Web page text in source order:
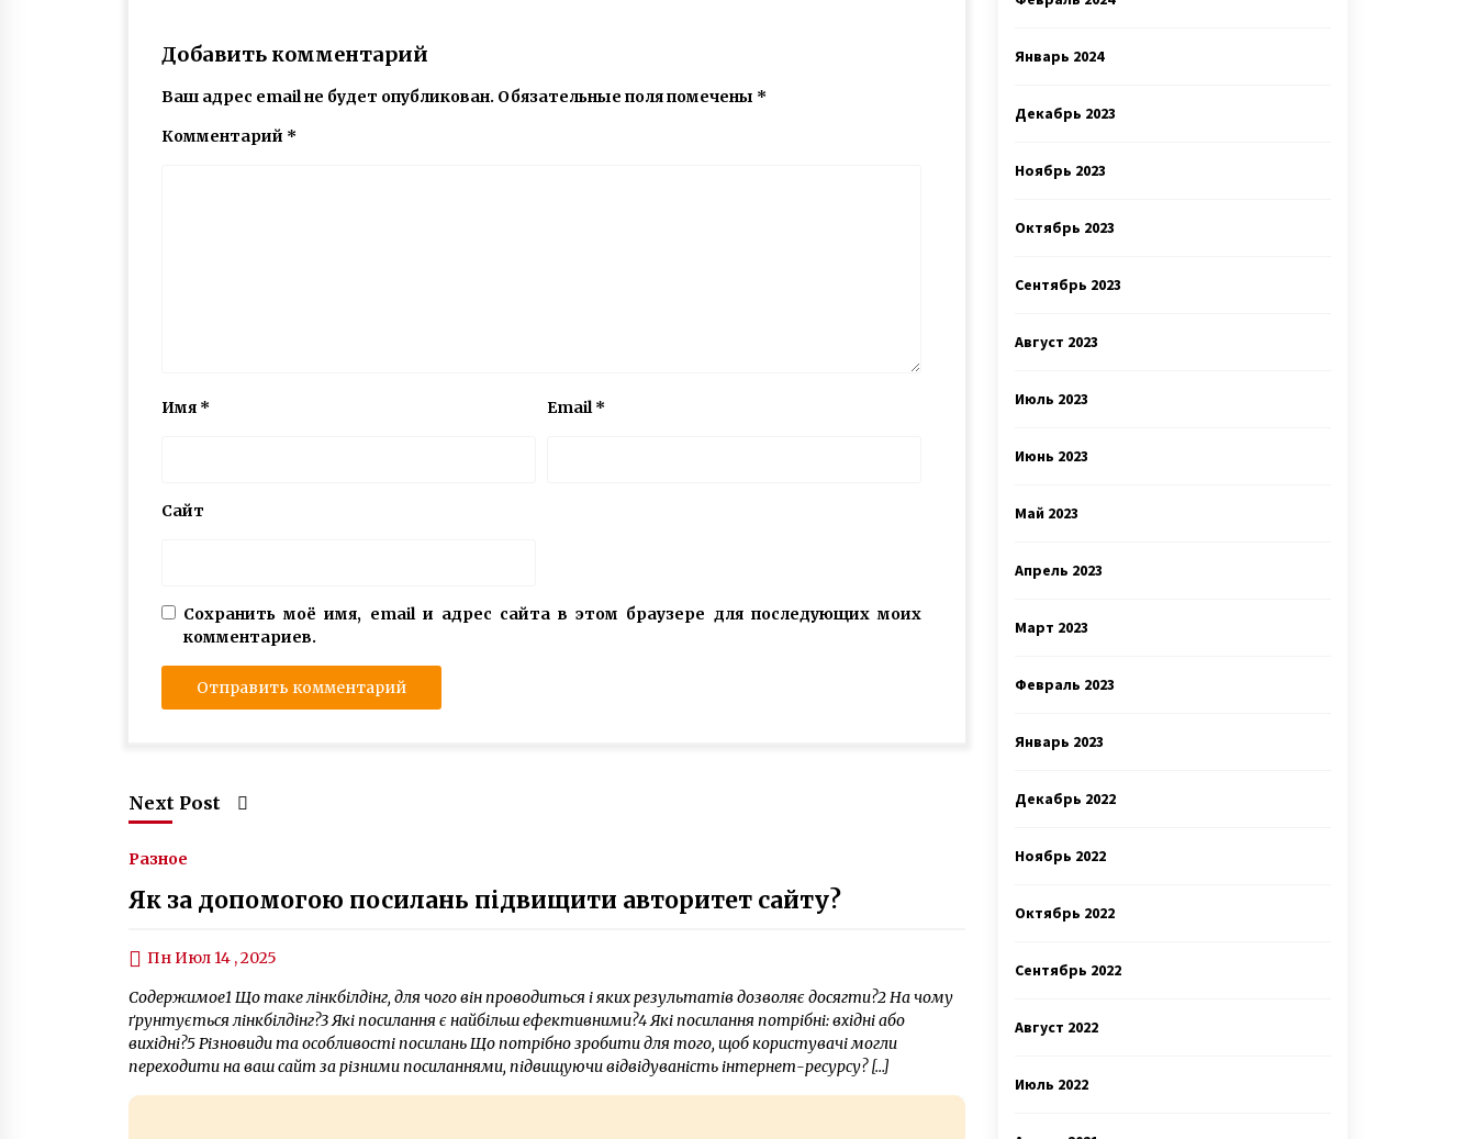
Добавить комментарий
Ваш адрес email не будет опубликован. Обязательные поля помечены *
Комментарий *
Имя * Email*
Сайт
Сохранить моё имя, email и адрес сайта в этом браузере для последующих моих
комментариев.
Next Post
Разное
Як за допомогою посилань підвищити авторитет сайту?
Пн Июл 14 , 2025
Содержимое1 Що таке лінкбілдінг, для чого він проводиться і яких результатів дозволяє досягти?2 На чому
ґрунтується лінкбілдінг?3 Які посилання є найбільш ефективними?4 Які посилання потрібні: вхідні або
вихідні?5 Різновиди та особливості посилань Що потрібно зробити для того, щоб користувачі могли
переходити на ваш сайт за різними посиланнями, підвищуючи відвідуваність інтернет-ресурсу? […]
Январь 2024
Декабрь 2023
Ноябрь 2023
Октябрь 2023
Сентябрь 2023
Август 2023
Июль 2023
Июнь 2023
Май 2023
Апрель 2023
Март 2023
Февраль 2023
Январь 2023
Декабрь 2022
Ноябрь 2022
Октябрь 2022
Сентябрь 2022
Август 2022
Июль 2022